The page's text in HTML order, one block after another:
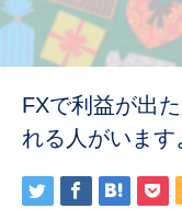
FXで利益が出
れる人がいます